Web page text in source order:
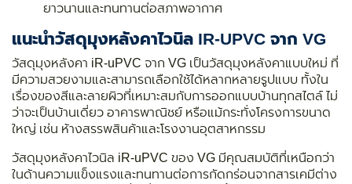
ยาวนานและทนทานต่อสภาพอากาศ
แนะนำวัสดุมุงหลังคาไวนิล IR-UPVC จาก VG
วัสดุมุงหลังคา iR-uPVC จาก VG เป็นวัสดุมุงหลังคาแบบใหม่ ที่
มีความสวยงามและสามารถเลือกใช้ได้หลากหลายรูปแบบ ทั้งใน
เรื่องของสีและลายผิวที่เหมาะสมกับการออกแบบบ้านทุกสไตล์ ไม่
ว่าจะเป็นบ้านเดี่ยว อาคารพาณิชย์ หรือแม้กระทั่งโครงการขนาด
ใหญ่ เช่น ห้างสรรพสินค้าและโรงงานอุตสาหกรรม
วัสดุมุงหลังคาไวนิล iR-uPVC ของ VG มีคุณสมบัติที่เหนือกว่า
ในด้านความแข็งแรงและทนทานต่อการกัดกร่อนจากสารเคมีต่าง